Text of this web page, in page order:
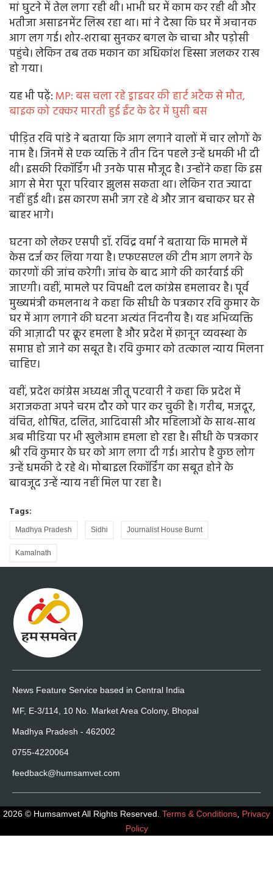
मां घुटने में तेल लगा रही थी। भाभी घर में काम कर रही थी और
भतीजा असाइनमेंट लिख रहा था। मां ने देखा कि घर में अचानक
आग लग गई। शोर-शराबा सुनकर बगल के चाचा और पड़ोसी
पहुंचे। लेकिन तब तक मकान का अधिकांश हिस्सा जलकर राख
हो गया।
यह भी पढ़ें: MP: बस चला रहे ड्राइवर की हार्ट अटैक से मौत,
बाइक को टक्कर मारती हुई ईंट के ढेर में घुसी बस
पीड़ित रवि पांडे ने बताया कि आग लगाने वालों में चार लोगों के
नाम है। जिनमें से एक व्यक्ति ने तीन दिन पहले उन्हें धमकी भी दी
थी। इसकी रिकॉर्डिंग भी उनके पास मौजूद है। उन्होंने कहा कि इस
आग से मेरा पूरा परिवार झुलस सकता था। लेकिन रात ज्यादा
नहीं हुई थी। इस कारण सभी जग रहे थे और जान बचाकर घर से
बाहर भागे।
घटना को लेकर एसपी डॉ. रविंद्र वर्मा ने बताया कि मामले में
केस दर्ज कर लिया गया है। एफएसएल की टीम आग लगने के
कारणों की जांच करेगी। जांच के बाद आगे की कार्रवाई की
जाएगी। वहीं, मामले पर विपक्षी दल कांग्रेस हमलावर है। पूर्व
मुख्यमंत्री कमलनाथ ने कहा कि सीधी के पत्रकार रवि कुमार के
घर में आग लगाने की घटना अत्यंत निंदनीय है। यह अभिव्यक्ति
की आज़ादी पर क्रूर हमला है और प्रदेश में क़ानून व्यवस्था के
समाप्त हो जाने का सबूत है। रवि कुमार को तत्काल न्याय मिलना
चाहिए।
वहीं, प्रदेश कांग्रेस अध्यक्ष जीतू पटवारी ने कहा कि प्रदेश में
अराजकता अपने चरम दौर को पार कर चुकी है। गरीब, मजदूर,
वंचित, शोषित, दलित, आदिवासी और महिलाओं के साथ-साथ
अब मीडिया पर भी खुलेआम हमला हो रहा है। सीधी के पत्रकार
श्री रवि कुमार के घर को आग लगा दी गई। आरोप है कुछ लोग
उन्हें धमकी दे रहे थे। मोबाइल रिकॉर्डिंग का सबूत होने के
बावजूद उन्हें न्याय नहीं मिल पा रहा है।
Tags:
Madhya Pradesh Sidhi Journalist House Burnt
Kamalnath
News Feature Service based in Central India
MF, E-3/114, 10 No. Market Area Colony, Bhopal
Madhya Pradesh - 462002
0755-4220064
feedback@humsamvet.com
2026 © Humsamvet All Rights Reserved. Terms & Conditions Privacy
Policy